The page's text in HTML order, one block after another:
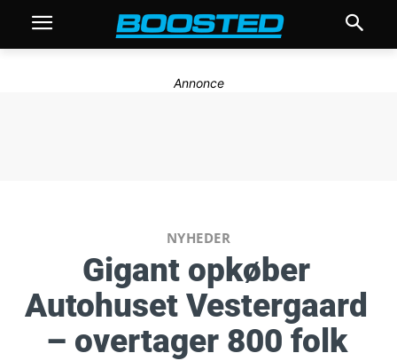
Annonce
NYHEDER
Gigant opkøber
Autohuset Vestergaard
– overtager 800 folk